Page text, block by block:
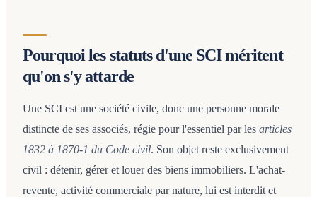
Pourquoi les statuts d'une SCI méritent
qu'on s'y attarde
Une SCI est une société civile, donc une personne morale
distincte de ses associés, régie pour l'essentiel par les articles
1832 à 1870-1 du Code civil. Son objet reste exclusivement
civil : détenir, gérer et louer des biens immobiliers. L'achat-
revente, activité commerciale par nature, lui est interdit et